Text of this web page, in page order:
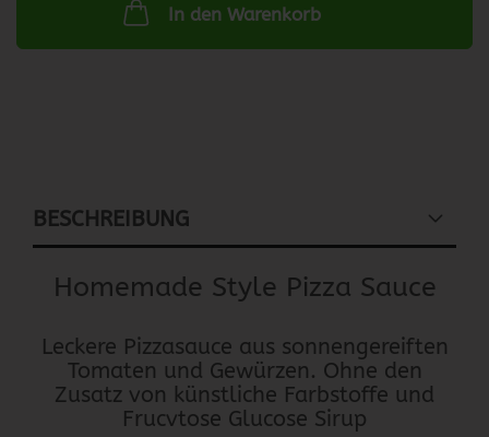
In den Warenkorb
BESCHREIBUNG
Homemade Style Pizza Sauce
Leckere Pizzasauce aus sonnengereiften
Tomaten und Gewürzen. Ohne den
Zusatz von künstliche Farbstoffe und
Frucvtose Glucose Sirup